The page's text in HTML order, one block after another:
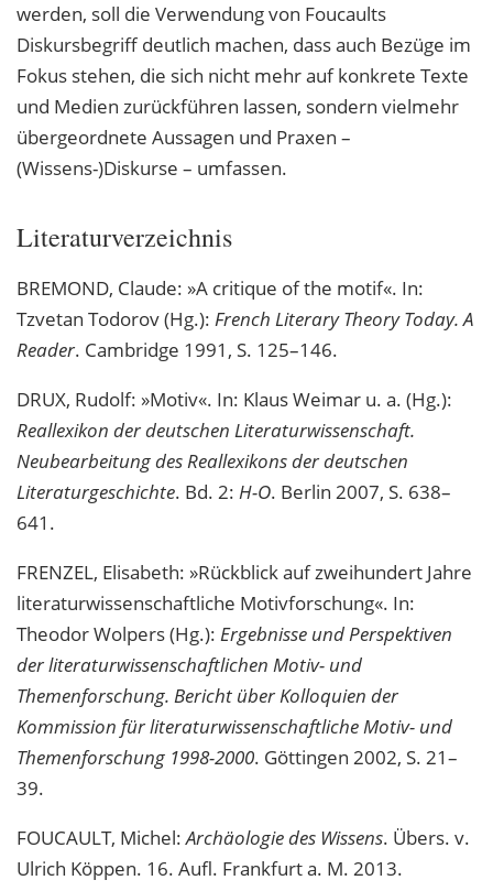
werden, soll die Verwendung von Foucaults
Diskursbegriff deutlich machen, dass auch Bezüge im
Fokus stehen, die sich nicht mehr auf konkrete Texte
und Medien zurückführen lassen, sondern vielmehr
übergeordnete Aussagen und Praxen –
(Wissens-)Diskurse – umfassen.
Literaturverzeichnis
BREMOND, Claude: »A critique of the motif«. In:
Tzvetan Todorov (Hg.): French Literary Theory Today. A
Reader. Cambridge 1991, S. 125–146.
DRUX, Rudolf: »Motiv«. In: Klaus Weimar u. a. (Hg.):
Reallexikon der deutschen Literaturwissenschaft.
Neubearbeitung des Reallexikons der deutschen
Literaturgeschichte. Bd. 2: H-O. Berlin 2007, S. 638–
641.
FRENZEL, Elisabeth: »Rückblick auf zweihundert Jahre
literaturwissenschaftliche Motivforschung«. In:
Theodor Wolpers (Hg.): Ergebnisse und Perspektiven
der literaturwissenschaftlichen Motiv- und
Themenforschung. Bericht über Kolloquien der
Kommission für literaturwissenschaftliche Motiv- und
Themenforschung 1998-2000. Göttingen 2002, S. 21–
39.
FOUCAULT, Michel:Archäologie des Wissens. Übers. v.
Ulrich Köppen. 16. Aufl. Frankfurt a. M. 2013.